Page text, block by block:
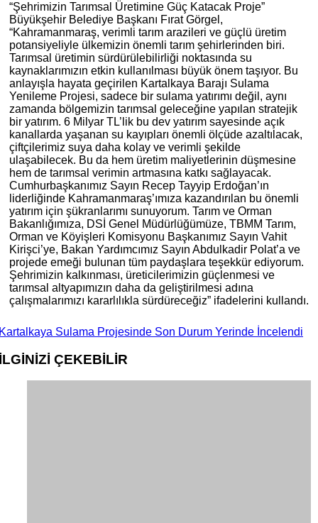
“Şehrimizin Tarımsal Üretimine Güç Katacak Proje”
Büyükşehir Belediye Başkanı Fırat Görgel,
“Kahramanmaraş, verimli tarım arazileri ve güçlü üretim
potansiyeliyle ülkemizin önemli tarım şehirlerinden biri.
Tarımsal üretimin sürdürülebilirliği noktasında su
kaynaklarımızın etkin kullanılması büyük önem taşıyor. Bu
anlayışla hayata geçirilen Kartalkaya Barajı Sulama
Yenileme Projesi, sadece bir sulama yatırımı değil, aynı
zamanda bölgemizin tarımsal geleceğine yapılan stratejik
bir yatırım. 6 Milyar TL’lik bu dev yatırım sayesinde açık
kanallarda yaşanan su kayıpları önemli ölçüde azaltılacak,
çiftçilerimiz suya daha kolay ve verimli şekilde
ulaşabilecek. Bu da hem üretim maliyetlerinin düşmesine
hem de tarımsal verimin artmasına katkı sağlayacak.
Cumhurbaşkanımız Sayın Recep Tayyip Erdoğan’ın
liderliğinde Kahramanmaraş’ımıza kazandırılan bu önemli
yatırım için şükranlarımı sunuyorum. Tarım ve Orman
Bakanlığımıza, DSİ Genel Müdürlüğümüze, TBMM Tarım,
Orman ve Köyişleri Komisyonu Başkanımız Sayın Vahit
Kirişci’ye, Bakan Yardımcımız Sayın Abdulkadir Polat’a ve
projede emeği bulunan tüm paydaşlara teşekkür ediyorum.
Şehrimizin kalkınması, üreticilerimizin güçlenmesi ve
tarımsal altyapımızın daha da geliştirilmesi adına
çalışmalarımızı kararlılıkla sürdüreceğiz” ifadelerini kullandı.
Sulama Projesinde Son Durum Yerinde İncelendi
ÇEKEBİLİR